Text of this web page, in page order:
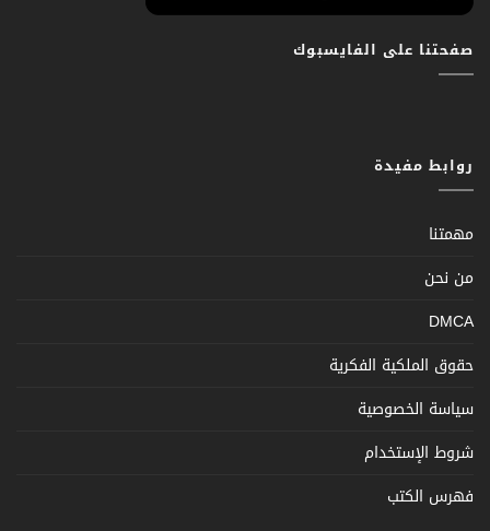
صفحتنا على الفايسبوك
روابط مفيدة
مهمتنا
من نحن
DMCA
حقوق الملكية الفكرية
سياسة الخصوصية
شروط الإستخدام
فهرس الكتب